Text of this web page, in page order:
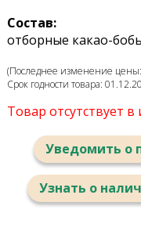
Состав:
отборные какао-
(Последнее изменение
Срок годности товара:
Товар отсутствует
Уведомить о
Узнать о